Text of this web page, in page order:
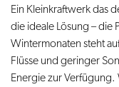
Ein Kleinkraftwerk das
die ideale Lösung – die
Wintermonaten steht
Flüsse und geringer
Energie zur